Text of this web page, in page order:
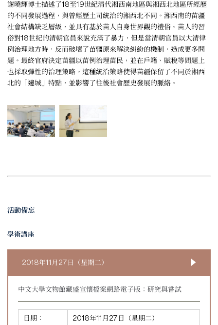
謝曉輝博士描述了18至19世紀清代湘西南地區與湘西北地區所經歷
的不同發展過程，與曾經歷土司統治的湘西北不同。湘西南的苗疆
社會結構缺乏層級，並具有基於苗人自身世界觀的禮俗。苗人的習
俗對18世紀的清朝官員來說充滿了暴力，但是當清朝官員以大清律
例治理地方時，反而破壞了苗疆原來解決糾紛的機制，造成更多問
題。最終官府決定苗疆以苗例治理苗民，並在戶籍、賦稅等問題上
也採取彈性的治理策略。這種統治策略使得苗疆保留了不同於湘西
北的「邊城」特點，並影響了往後社會歷史發展的脈絡。
活動備忘
學術講座
2018年11月27日（星期二）
中文大學文物館藏盛宣懷檔案網路電子版：研究與嘗試
日期：
2018年11月27日（星期二）